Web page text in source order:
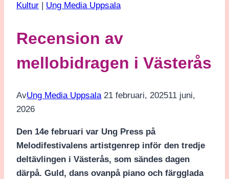
Kultur | Ung Media Uppsala
Recension av
mellobidragen i Västerås
AvUng Media Uppsala 21 februari, 202511 juni,
2026
Den 14e februari var Ung Press på
Melodifestivalens artistgenrep inför den tredje
deltävlingen i Västerås, som sändes dagen
därpå. Guld, dans ovanpå piano och färgglada